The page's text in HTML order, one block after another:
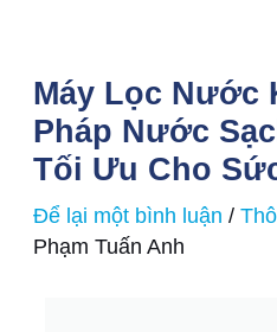
Máy Lọc Nước
Pháp Nước
Tối Ưu Cho
Để lại một bình luận /
Phạm Tuấn Anh